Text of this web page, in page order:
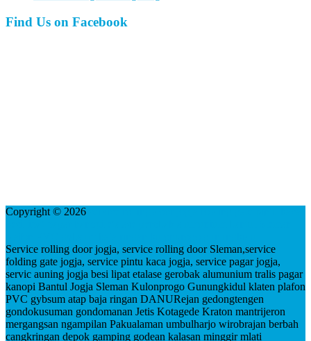
Find Us on Facebook
Copyright © 2026
Service rolling door jogja, service rolling door Sleman,service
folding gate jogja, service pintu kaca jogja, service pagar jogja,
servic auning jogja besi lipat etalase gerobak alumunium tralis pagar
kanopi Bantul Jogja Sleman Kulonprogo Gunungkidul klaten plafon
PVC gybsum atap baja ringan DANURejan gedongtengen
gondokusuman gondomanan Jetis Kotagede Kraton mantrijeron
mergangsan ngampilan Pakualaman umbulharjo wirobrajan berbah
cangkringan depok gamping godean kalasan minggir mlati